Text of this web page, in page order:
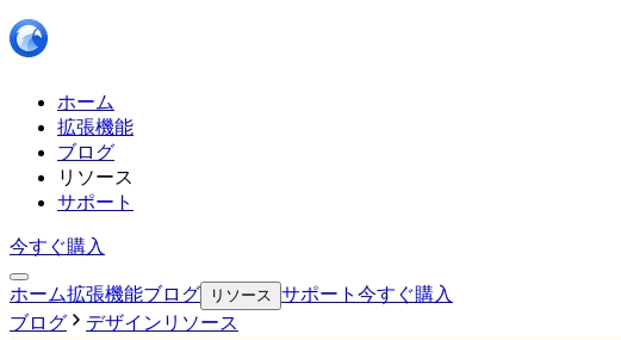
ホーム
拡張機能
ブログ
リソース
サポート
今すぐ購入
ホーム拡張機能ブログ リソース サポート 今すぐ購入
ブログ
デザインリソース